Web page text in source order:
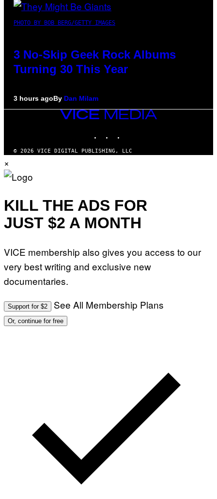
PHOTO BY BOB BERG/GETTY IMAGES
3 No-Skip Geek Rock Albums
Turning 30 This Year
3 hours agoBy Dan Milam
VICE
MEDIA
© 2026 VICE DIGITAL PUBLISHING, LLC
×
KILL THE ADS FOR
JUST $2 A MONTH
VICE membership also gives you access to our
very best writing and exclusive new
documentaries.
Support for $2 See All Membership Plans
Or, continue for free